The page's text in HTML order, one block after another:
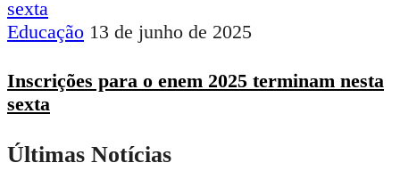
Educação 13 de junho de 2025
Inscrições para o enem 2025 terminam nesta
sexta
Últimas Notícias